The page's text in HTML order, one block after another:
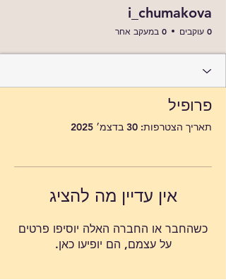
i_chumakova
0 עוקבים 0 במעקב אחר
פרופיל
תאריך הצטרפות: 30 בדצמ׳ 2025
אין עדיין מה להציג
כשהחבר או החברה האלה יוסיפו פרטים
על עצמם, הם יופיעו כאן.